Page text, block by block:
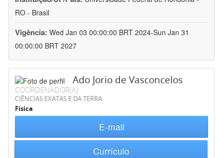
RO - Brasil
Vigência: Wed Jan 03 00:00:00 BRT 2024-Sun Jan 31
00:00:00 BRT 2027
Ado Jorio de Vasconcelos
COORDENADOR(A)
CIÊNCIAS EXATAS E DA TERRA
Física
E-mail
Currículo